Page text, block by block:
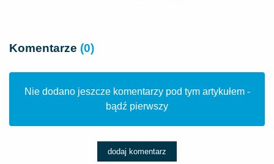
Komentarze (0)
Nie dodano jeszcze komentarzy pod tym artykułem -
bądź pierwszy
dodaj komentarz